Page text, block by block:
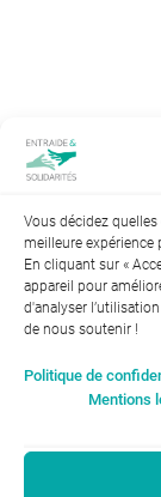
Vous décidez
meilleure expérience
En cliquant sur «
appareil pour
d'analyser
de nous soutenir !
Politique de
Mentions
de
femmes : 94